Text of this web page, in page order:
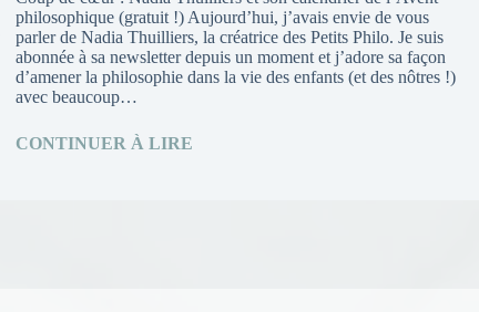
philosophique (gratuit !) Aujourd’hui, j’avais envie de vous
parler de Nadia Thuilliers, la créatrice des Petits Philo. Je suis
abonnée à sa newsletter depuis un moment et j’adore sa façon
d’amener la philosophie dans la vie des enfants (et des nôtres !)
avec beaucoup…
CONTINUER À LIRE